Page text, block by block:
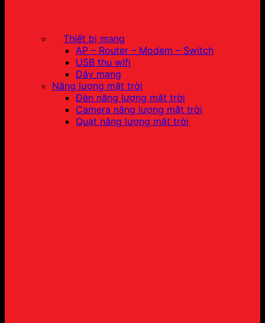
Thiết bị mạng
AP – Router – Modem – Switch
USB thu wifi
Dây mạng
Năng lượng mặt trời
Đèn năng lượng mặt trời
Camera năng lượng mặt trời
Quạt năng lượng mặt trời